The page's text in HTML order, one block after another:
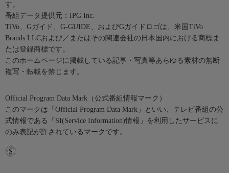
す。
番組データ提供元：IPG Inc.
TiVo、Gガイド、G-GUIDE、およびGガイドロゴは、米国TiVo
Brands LLCおよび／またはその関連会社の日本国内における商標ま
たは登録商標です。
このホームページに掲載している記事・写真等あらゆる素材の無断
複写・転載を禁じます。
Official Program Data Mark（公式番組情報マーク）
このマークは「Official Program Data Mark」といい、テレビ番組の公
式情報である「SI(Service Information)情報」を利用したサービスに
のみ表記が許されているマークです。